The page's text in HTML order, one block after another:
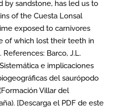
by sandstone, has led us to
of the Cuesta Lonsal
exposed to carnivores
of which lost their teeth in
Barco, J.L.
e implicaciones
del saurópodo
Villar del
[Descarga el PDF de este